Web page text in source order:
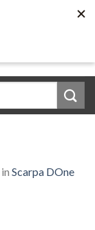
in Scarpa DOne